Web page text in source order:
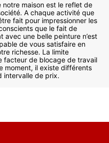
notre maison est le reflet de
A chaque activité que
fait pour impressionner les
que le fait de
avec une belle peinture n’est
de vous satisfaire en
richesse. La limite
facteur de blocage de travail
moment, il existe différents
intervalle de prix.